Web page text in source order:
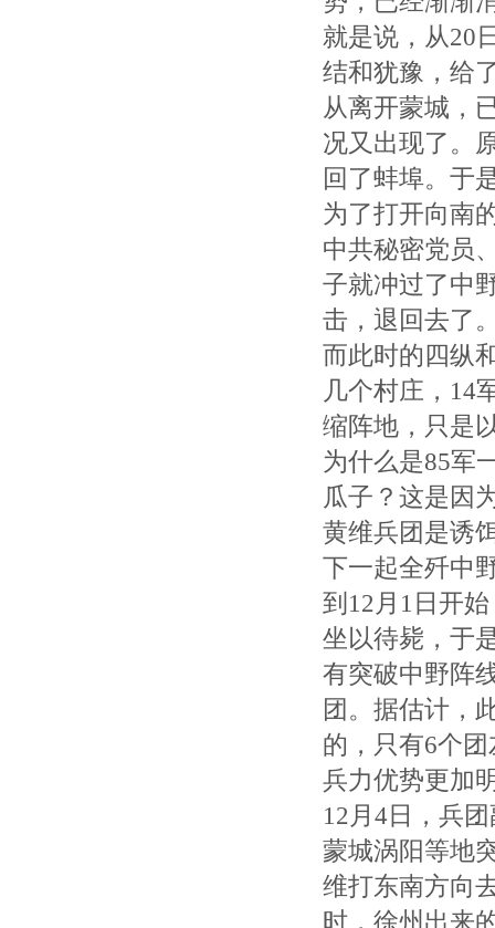
就是说，从20
结和犹豫，给
从离开蒙城，
况又出现了。
回了蚌埠。于
为了打开向南
中共秘密党员
子就冲过了中
击，退回去了
而此时的四纵
几个村庄，14
缩阵地，只是
为什么是85军
瓜子？这是因
黄维兵团是诱
下一起全歼中
到12月1日开
坐以待毙，于
有突破中野阵
团。据估计，
的，只有6个
兵力优势更加
12月4日，兵
蒙城涡阳等地
维打东南方向
时，徐州出来